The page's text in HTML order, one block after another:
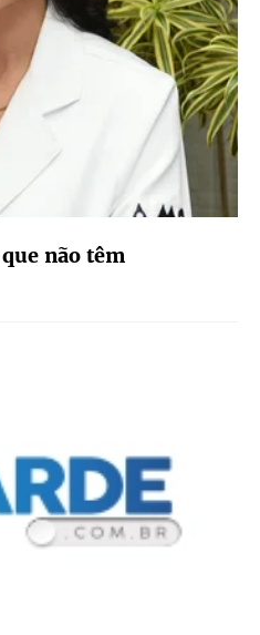
não têm